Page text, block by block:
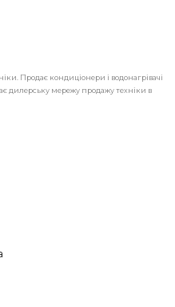
Продає кондиціонери і водонагрівачі
дилерську мережу продажу техніки в